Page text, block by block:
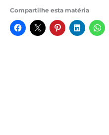
Compartilhe esta matéria